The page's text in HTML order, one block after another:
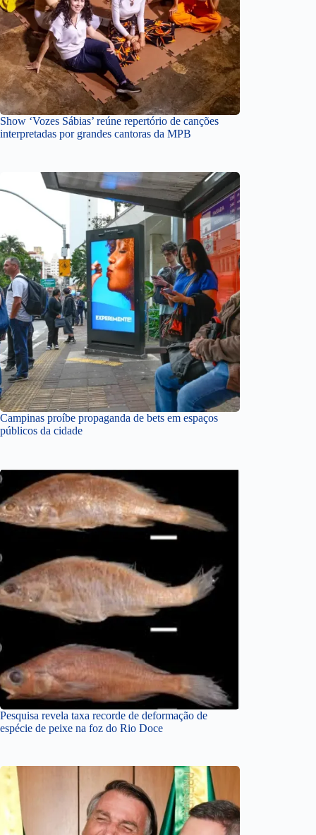
Show ‘Vozes Sábias’ reúne repertório de canções
interpretadas por grandes cantoras da MPB
Campinas proíbe propaganda de bets em espaços
públicos da cidade
Pesquisa revela taxa recorde de deformação de
espécie de peixe na foz do Rio Doce